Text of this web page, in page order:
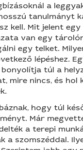
a
tanulmányt
kell. Mit jelent
van egy
egy telket.
lépéshez.
túl a
mire nincs, és hol
hogy túl
Már
a terepi
a szomszéddal.